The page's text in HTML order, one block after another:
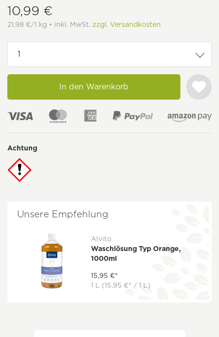
10,99 €
21,98 €/1 kg • inkl. MwSt. zzgl. Versandkosten
In den Warenkorb
Achtung
Unsere Empfehlung
Alvito
Waschlösung Typ Orange,
1000ml
15,95 €*
1 L (15,95 €* / 1 L)